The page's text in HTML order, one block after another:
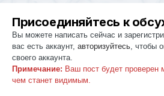
Присоединяйтесь к
Вы можете написать сейчас и
вас есть аккаунт, авторизуйтесь, чтобы
своего аккаунта.
Примечание: Ваш пост будет проверен
чем станет видимым.